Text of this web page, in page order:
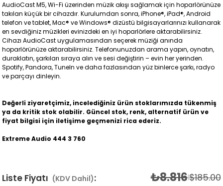
AudioCast M5, Wi-Fi üzerinden müzik akışı sağlamak için hoparlörünüze
takılan küçük bir cihazdır. Kurulumdan sonra, iPhone®, iPad®, Android
telefon ve tablet, Mac® ve Windows® dizüstü bilgisayarlarınızı kullanarak
en sevdiğiniz müzikleri evinizdeki en iyi hoparlörlere aktarabilirsiniz.
Cihazı AudioCast uygulamasından seçerek müziği anında
hoparlörünüze aktarabilirsiniz. Telefonunuzdan arama yapın, oynatın,
duraklatın, şarkıları sıraya alın ve sesi değiştirin – evin her yerinden.
Spotify, Pandora, TuneIn ve daha fazlasından yüz binlerce şarkı, radyo
ve parçayı dinleyin.
Değerli ziyaretçimiz, incelediğiniz ürün stoklarımızda tükenmiş
ya da kritik stok olabilir. Güncel stok, renk, alternatif ürün ve
fiyat bilgisi için iletişime geçmenizi rica ederiz.
Extreme Audio 444 3 760
Liste Fiyatı (KDV Dahil): ₺8.816|$185.00